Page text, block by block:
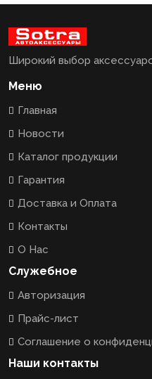
Широкий выбор
Меню
Главная
Новости
Каталог продукции
Гарантия
Доставка и Оплата
Контакты
О Нас
Служебное
Авторизация
Прайс-лист
Соглашение о
Наши контакты